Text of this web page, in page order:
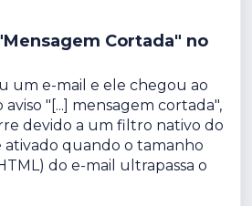
Cortada" no
um e-mail e ele chegou ao
"[...] mensagem cortada",
devido a um filtro nativo do
ativado quando o tamanho
do e-mail ultrapassa o